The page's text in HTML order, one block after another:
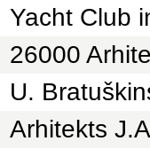
Yacht Club
26000
U.
Arhitekts